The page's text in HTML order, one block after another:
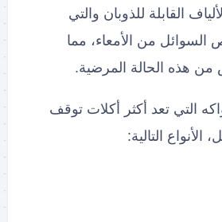
القابلة للذوبان والتي
من الأمعاء، مما
هذه الحالة المرضية.
التي تعد أكثر أكلات توقف
الأنواع التالية: